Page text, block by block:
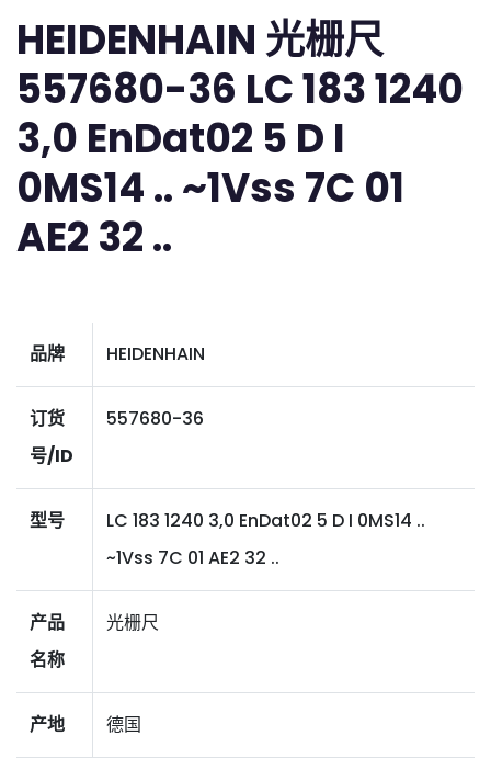
HEIDENHAIN 光栅尺
557680-36 LC 183 1240
3,0 EnDat02 5 D I
0MS14 .. ~1Vss 7C 01
AE2 32 ..
品牌 HEIDENHAIN
订货
号/ID
557680-36
型号
LC 183 1240 3,0 EnDat02 5 D I 0MS14 ..
~1Vss 7C 01 AE2 32 ..
产品
名称
光栅尺
产地 德国